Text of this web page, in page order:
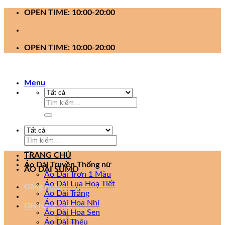
OPEN TIME: 10:00-20:00
OPEN TIME: 10:00-20:00
Menu
Tìm
Tìm
ÁO DÀI SUMO
Đăng nhập
Giỏ hàng /0₫ 0
TRANG CHỦ
Áo Dài Truyền Thống nữ
Áo Dài Trơn 1 Màu
Áo Dài Lụa Hoạ Tiết
Áo Dài Trắng
Áo Dài Hoa Nhí
Áo Dài Hoa Sen
Áo Dài Thêu